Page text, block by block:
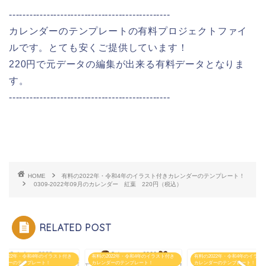
-----------------------------------------------
カレンダーのテンプレートの有料プロジェクトファイ
ルです。とても安くご提供しています！
220円で元データの編集が出来る有料データとなりま
す。
-----------------------------------------------
HOME
有料の2022年・令和4年のイラスト付きカレンダーのテンプレート！
0309-2022年09月のカレンダー 紅葉 220円（税込）
RELATED POST
2022年・令和4年のイラスト付き
ダーのテンプレート！
有料の2022年・令和4年のイラスト付き
カレンダーのテンプレート！
有料の2022年・令和4年のイラス
カレンダーのテンプレート！